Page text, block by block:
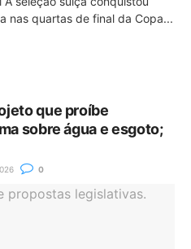
nas quartas de final da Copa...
que proíbe
sobre água e esgoto;
0